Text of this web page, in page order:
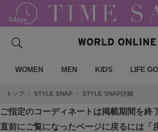
WOMEN MEN KIDS LIFE
トップ STYLE SNAP STYLE SNAP詳細
ご指定のコーディネートは掲載期間を終
直前にご覧になったページに戻るには「